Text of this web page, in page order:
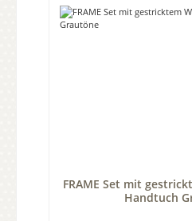
FRAME Set mit
Handtuch